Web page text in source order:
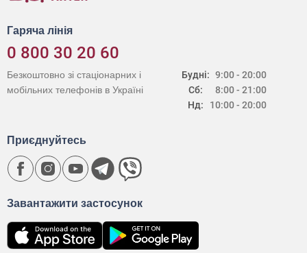
Гаряча лінія
0 800 30 20 60
Будні:
Сб:
Нд:
9:00 - 20:00
8:00 - 21:00
10:00 - 20:00
Безкоштовно зі стаціонарних і
мобільних телефонів в Україні
Завантажити застосунок
Приєднуйтесь